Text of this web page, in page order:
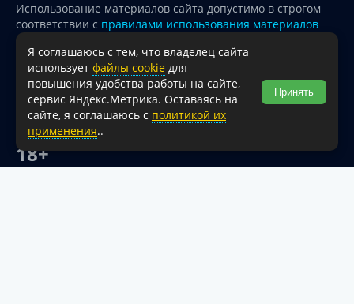
Использование материалов сайта допустимо в строгом
соответствии с правилами использования материалов
опубликованных на сайте
При перепечатке и использовании информации ссылка
на источник обязательна.
Для сайтов и страниц сети Интернет обязательна
активная гиперссылка на официальный интернет-портал
администрации Туапсинского муниципального округа.
18+
Я соглашаюсь с тем, что владелец сайта
использует файлы cookie для
повышения удобства работы на сайте,
сервис Яндекс.Метрика. Оставаясь на
сайте, я соглашаюсь с политикой их
применения..
Принять